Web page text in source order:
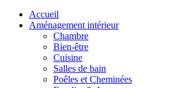
Accueil
Aménagement intérieur
Chambre
Bien-être
Cuisine
Salles de bain
Poêles et Cheminées